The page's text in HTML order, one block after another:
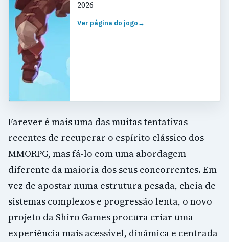
2026
Ver página do jogo→
Farever é mais uma das muitas tentativas
recentes de recuperar o espírito clássico dos
MMORPG, mas fá-lo com uma abordagem
diferente da maioria dos seus concorrentes. Em
vez de apostar numa estrutura pesada, cheia de
sistemas complexos e progressão lenta, o novo
projeto da Shiro Games procura criar uma
experiência mais acessível, dinâmica e centrada